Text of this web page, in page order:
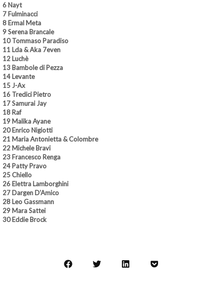
6 Nayt
7 Fulminacci
8 Ermal Meta
9 Serena Brancale
10 Tommaso Paradiso
11 Lda & Aka 7even
12 Luchè
13 Bambole di Pezza
14 Levante
15 J-Ax
16 Tredici Pietro
17 Samurai Jay
18 Raf
19 Malika Ayane
20 Enrico Nigiotti
21 Maria Antonietta & Colombre
22 Michele Bravi
23 Francesco Renga
24 Patty Pravo
25 Chiello
26 Elettra Lamborghini
27 Dargen D’Amico
​28 Leo Gassmann
29 Mara Sattei​
30 Eddie Brock